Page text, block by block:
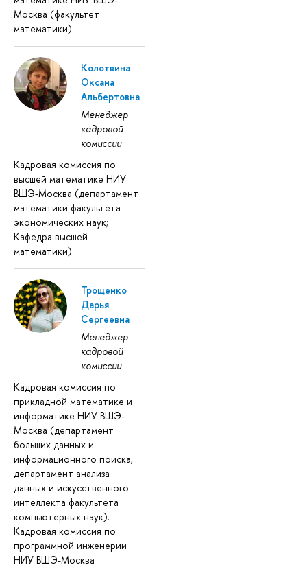
Москва (факультет
математики)
Колотвина
Оксана
Альбертовна
Менеджер
кадровой
комиссии
Кадровая комиссия по
высшей математике НИУ
ВШЭ-Москва (департамент
математики факультета
экономических наук;
Кафедра высшей
математики)
Трощенко
Дарья
Сергеевна
Менеджер
кадровой
комиссии
Кадровая комиссия по
прикладной математике и
информатике НИУ ВШЭ-
Москва (департамент
больших данных и
информационного поиска,
департамент анализа
данных и искусственного
интеллекта факультета
компьютерных наук).
Кадровая комиссия по
программной инженерии
НИУ ВШЭ-Москва